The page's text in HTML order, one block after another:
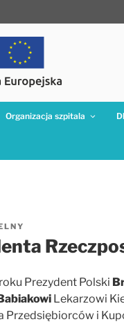
Organizacja szpitala
Prezydent Polski
Lekarzowi
Przedsiębiorców i